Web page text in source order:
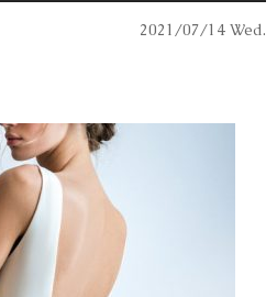
2021/07/14 Wed.